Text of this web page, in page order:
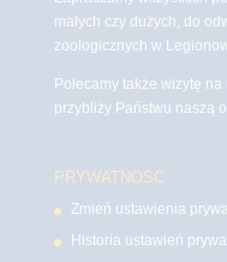
małych czy dużych, do
zoologicznych w
Polecamy także wizytę
przybliży Państwu naszą
PRYWATNOŚĆ
Zmień ustawienia
Historia ustawień